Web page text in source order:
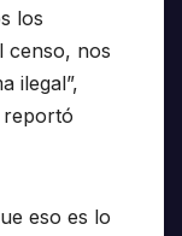
los
censo, nos
ilegal”,
reportó
eso es lo